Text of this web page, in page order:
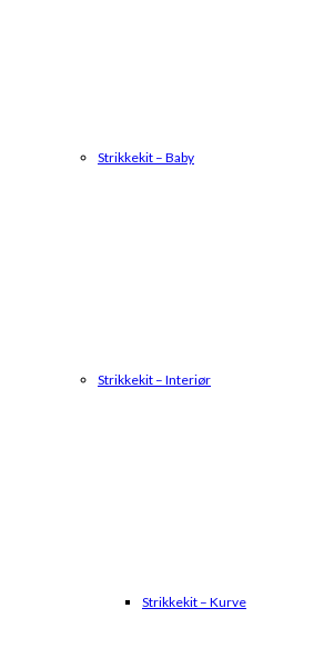
Strikkekit – Baby
Strikkekit – Interiør
Strikkekit – Kurve